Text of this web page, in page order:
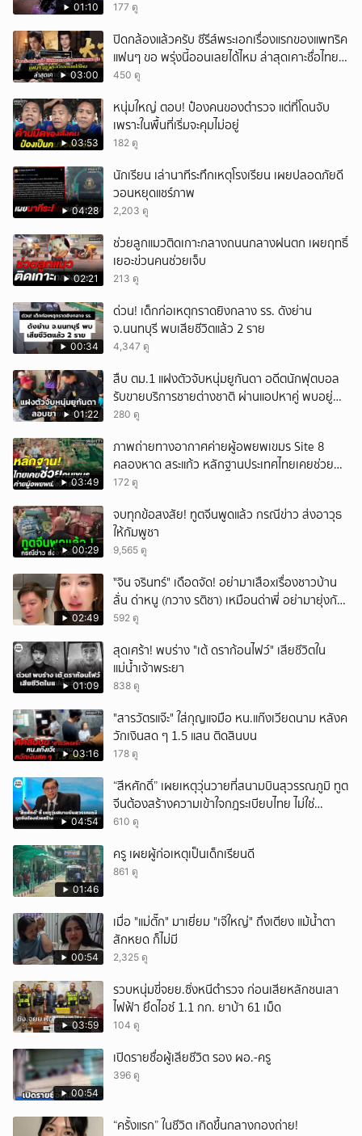
01:10 177 ดู
03:00
ปิดกล้องแล้วครับ ซีรีส์พระเอกเรื่องแรกของแพทริค
แฟนๆ ขอ พรุ่งนี้ออนเลยได้ไหม ล่าสุดเคาะชื่อไทย
แล้ว
450 ดู
03:53
หนุ่มใหญ่ ตอบ! ป๋องคนของตำรวจ แต่ที่โดนจับ
เพราะในพื้นที่เริ่มจะคุมไม่อยู่
182 ดู
04:28
นักเรียน เล่านาทีระทึกเหตุโรงเรียน เผยปลอดภัยดี
วอนหยุดแชร์ภาพ
2,203 ดู
02:21
ช่วยลูกแมวติดเกาะกลางถนนกลางฝนตก เผยฤทธิ์
เยอะข่วนคนช่วยเจ็บ
213 ดู
00:34
ด่วน! เด็กก่อเหตุกราดยิงกลาง รร. ดังย่าน
จ.นนทบุรี พบเสียชีวิตแล้ว 2 ราย
4,347 ดู
01:22
สืบ ตม.1 แฝงตัวจับหนุ่มยูกันดา อดีตนักฟุตบอล
รับขายบริการชายต่างชาติ ผ่านแอปหาคู่ พบอยู่
เกินกำหนดอนุญาต
280 ดู
03:49
ภาพถ่ายทางอากาศค่ายผู้อพยพเขมร Site 8
คลองหาด สระแก้ว หลักฐานประเทศไทยเคยช่วยคน
เขมร
172 ดู
00:29
จบทุกข้อสงสัย! ทูตจีนพูดแล้ว กรณีข่าว ส่งอาวุธ
ให้กัมพูชา
9,565 ดู
02:49
ั่"จิน จรินทร์" เดือดจัด! อย่ามาเสือxเรื่องชาวบ้าน
ลั่น ด่าหนู (กวาง รติชา) เหมือนด่าพี่ อย่ามายุ่งกับ
คนของผม จบ!!!
592 ดู
01:09
สุดเศร้า! พบร่าง "เต้ ดราก้อนไฟว์" เสียชีวิตใน
แม่น้ำเจ้าพระยา
838 ดู
03:16
"สารวัตรแจ๊ะ" ใส่กุญแจมือ หน.แก๊งเวียดนาม หลังค
วักเงินสด ๆ 1.5 แสน ติดสินบน
178 ดู
04:54
“สีหศักดิ์” เผยเหตุวุ่นวายที่สนามบินสุวรรณภูมิ ทูต
จีนต้องสร้างความเข้าใจกฎระเบียบไทย ไม่ใช่
ปกป้องฝ่ายจีนเพียงอย่างเดียว
610 ดู
01:46
ครู เผยผู้ก่อเหตุเป็นเด็กเรียนดี
861 ดู
00:54
เมื่อ "แม่ตั๊ก" มาเยี่ยม "เจ๊ใหญ่" ถึงเตียง แม้น้ำตา
สักหยด ก็ไม่มี
2,325 ดู
03:59
รวบหนุ่มขี่จยย.ซิ่งหนีตำรวจ ก่อนเสียหลักชนเสา
ไฟฟ้า ยึดไอซ์ 1.1 กก. ยาบ้า 61 เม็ด
104 ดู
00:54
เปิดรายชื่อผู้เสียชีวิต รอง ผอ.-ครู
396 ดู
“ครั้งแรก” ในชีวิต เกิดขึ้นกลางกองถ่าย!